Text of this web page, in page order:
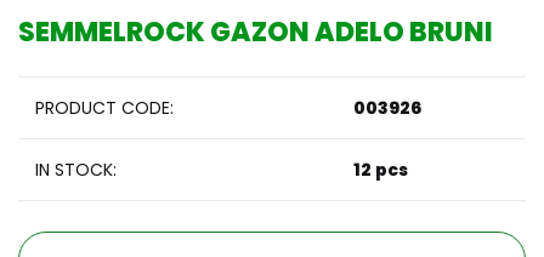
SEMMELROCK GAZON ADELO BRUNI
PRODUCT CODE: 003926
IN STOCK: 12 pcs